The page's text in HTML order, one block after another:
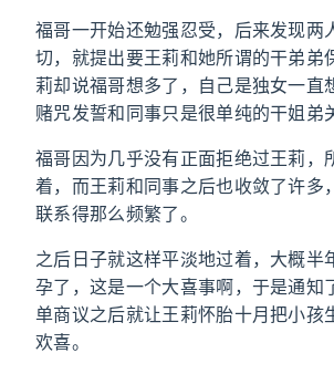
福哥一开始还勉强忍受，后来发现两
切，就提出要王莉和她所谓的干弟弟
莉却说福哥想多了，自己是独女一直
赌咒发誓和同事只是很单纯的干姐弟
福哥因为几乎没有正面拒绝过王莉，
着，而王莉和同事之后也收敛了许多
联系得那么频繁了。
之后日子就这样平淡地过着，大概半
孕了，这是一个大喜事啊，于是通知
单商议之后就让王莉怀胎十月把小孩
欢喜。